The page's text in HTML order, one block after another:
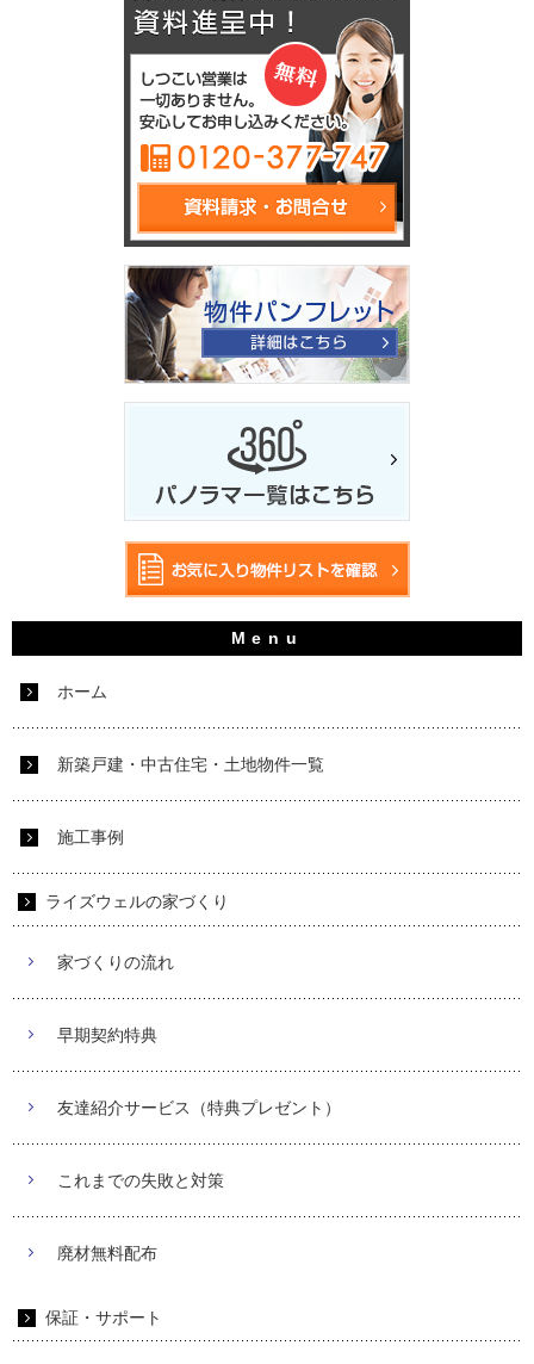
ホーム
新築戸建・中古住宅・土地物件一覧
施工事例
ライズウェルの家づくり
家づくりの流れ
早期契約特典
友達紹介サービス（特典プレゼント）
これまでの失敗と対策
廃材無料配布
保証・サポート